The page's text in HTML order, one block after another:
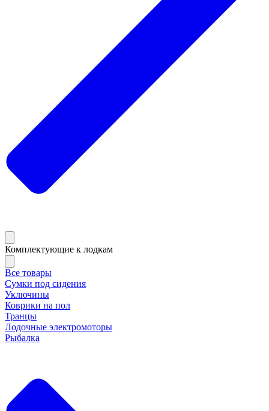
Комплектующие к лодкам
Все товары
Сумки под сидения
Уключины
Коврики на пол
Транцы
Лодочные электромоторы
Рыбалка